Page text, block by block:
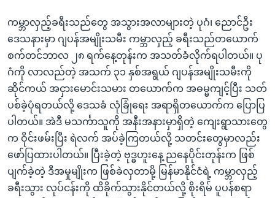
ရန်
ရှာဖွေ
ရန်
နေရာ
သို့
ကျော်
ရန်
ဘာသာစကားများ
ကမ္ဘာလှည့်ခရီးသည်တွေ အသွားအလာများတဲ့ ပုဂံ၊ ညောင်ဦး
ဒေသနားမှာ ဂျပန်အမျိုးသမီး ကမ္ဘာလှည့် ခရီးသည်တယောက်
စက်တင်ဘာလ ၂၈ ရက်နေ့တုန်းက အသတ်ခံလိုက်ရပါတယ်။ ပု
ဂံကို လာလည်တဲ့ အသက် ၃၁ နှစ်အရွယ် ဂျပန်အမျိုးသမီးကို
ဆိုင်ကယ် အငှားမောင်းသမား တယောက်က အဓမ္မကျင့်ပြီး သတ်
ပစ်ခဲ့ပုံရတယ်လို့ ဒေသခံ လုံခြုံရေး အရာရှိတယောက်က ပြောပြ
ပါတယ်။ အဲဒီ မသင်္ကာသူကို အနီးအနားမှာရှိတဲ့ ကျေးရွာသားတွေ
က ဝိုင်းဖမ်းပြီး ရဲလက် အပ်ခဲ့ကြတယ်လို့ သတင်းတွေမှာလည်း
ဖော်ပြထားပါတယ်။ ပြီးခဲ့တဲ့ ဗုဒ္ဓဟူးနေ့ ညနေပိုင်းတုန်းက ဖြစ်
ပျက်ခဲ့တဲ့ ဒီအမှုမျိုးက ဖြစ်ခဲလှတာမို့ မြန်မာနိုင်ငံရဲ့ ကမ္ဘာလှည့်
ခရီးသွား လုပ်ငန်းကို ထိခိုက်သွားနိုင်တယ်လို့ စိုးရိမ် ပူပန်စရာ